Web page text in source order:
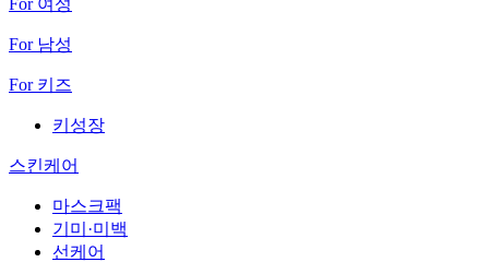
For 남성
For 키즈
키성장
스킨케어
마스크팩
기미·미백
선케어